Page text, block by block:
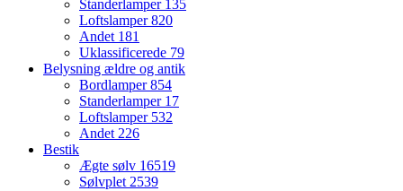
Standerlamper 135
Loftslamper820
Andet 181
Uklassificerede 79
Belysning ældre og antik
Bordlamper854
Standerlamper 17
Loftslamper 532
Andet226
Bestik
Ægte sølv 16519
Sølvplet2539